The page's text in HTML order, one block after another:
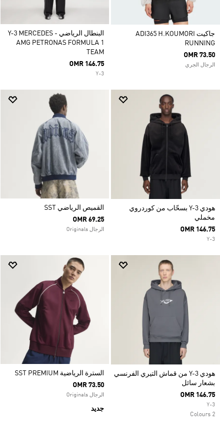
جاكيت ADI365 H.KOUMORI
RUNNING
OMR 73.50
الرجال الجري
البنطال الرياضي Y-3 MERCEDES -
AMG PETRONAS FORMULA 1
TEAM
OMR 146.75
Y-3
هودي Y-3 بسحّاب من كوردروي
مخملي
OMR 146.75
Y-3
القميص الرياضي SST
OMR 69.25
الرجال Originals
هودي Y-3 من قماش التيري الفرنسي
بشعار سائل
OMR 146.75
Y-3
2 Colours
السترة الرياضية SST PREMIUM
OMR 73.50
الرجال Originals
جديد